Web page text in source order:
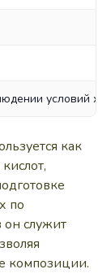
условий
как
по
служит
композиции.